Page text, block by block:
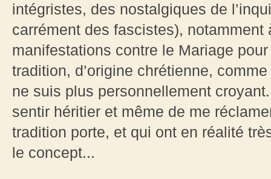
intégristes, des nostalgiques de
carrément des fascistes), notamment
manifestations contre le Mariage
tradition, d’origine chrétienne,
ne suis plus personnellement
sentir héritier et même de me
tradition porte, et qui ont en réalité
le concept...